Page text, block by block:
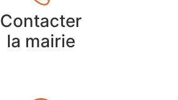
Contacter
la mairie